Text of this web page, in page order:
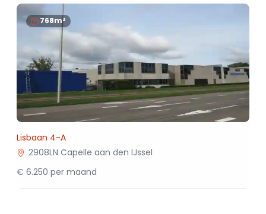
768m²
Lisbaan 4-A
2908LN Capelle aan den IJssel
€ 6.250 per maand